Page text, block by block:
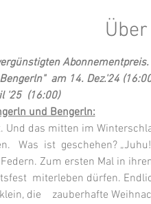
Abonnementpreis.
am 14. Dez.'24
'25  (16:00)
und Bengerln:
Und das mitten im
Was  ist  geschehen?
Zum ersten Mal in
miterleben dürfen.
die    zauberhafte